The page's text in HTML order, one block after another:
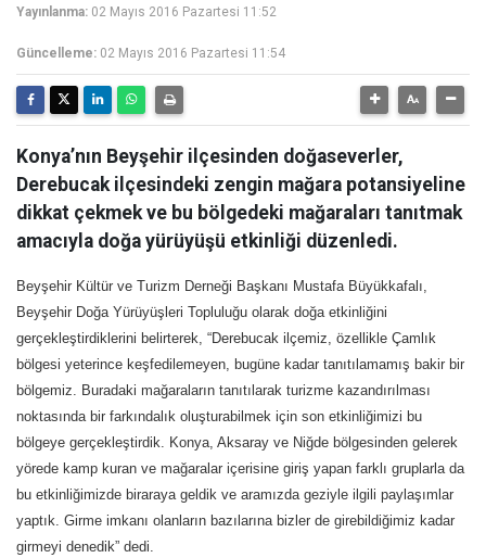
Yayınlanma: 02 Mayıs 2016 Pazartesi 11:52
Güncelleme: 02 Mayıs 2016 Pazartesi 11:54
Konya’nın Beyşehir ilçesinden doğaseverler,
Derebucak ilçesindeki zengin mağara potansiyeline
dikkat çekmek ve bu bölgedeki mağaraları tanıtmak
amacıyla doğa yürüyüşü etkinliği düzenledi.
Beyşehir Kültür ve Turizm Derneği Başkanı Mustafa Büyükkafalı,
Beyşehir Doğa Yürüyüşleri Topluluğu olarak doğa etkinliğini
gerçekleştirdiklerini belirterek, “Derebucak ilçemiz, özellikle Çamlık
bölgesi yeterince keşfedilemeyen, bugüne kadar tanıtılamamış bakir bir
bölgemiz. Buradaki mağaraların tanıtılarak turizme kazandırılması
noktasında bir farkındalık oluşturabilmek için son etkinliğimizi bu
bölgeye gerçekleştirdik. Konya, Aksaray ve Niğde bölgesinden gelerek
yörede kamp kuran ve mağaralar içerisine giriş yapan farklı gruplarla da
bu etkinliğimizde biraraya geldik ve aramızda geziyle ilgili paylaşımlar
yaptık. Girme imkanı olanların bazılarına bizler de girebildiğimiz kadar
girmeyi denedik” dedi.